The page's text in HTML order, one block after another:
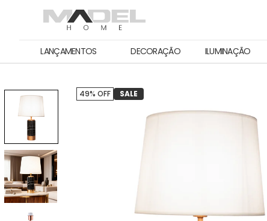
LANÇAMENTOS DECORAÇÃO ILUMINAÇÃO
49% OFF SALE